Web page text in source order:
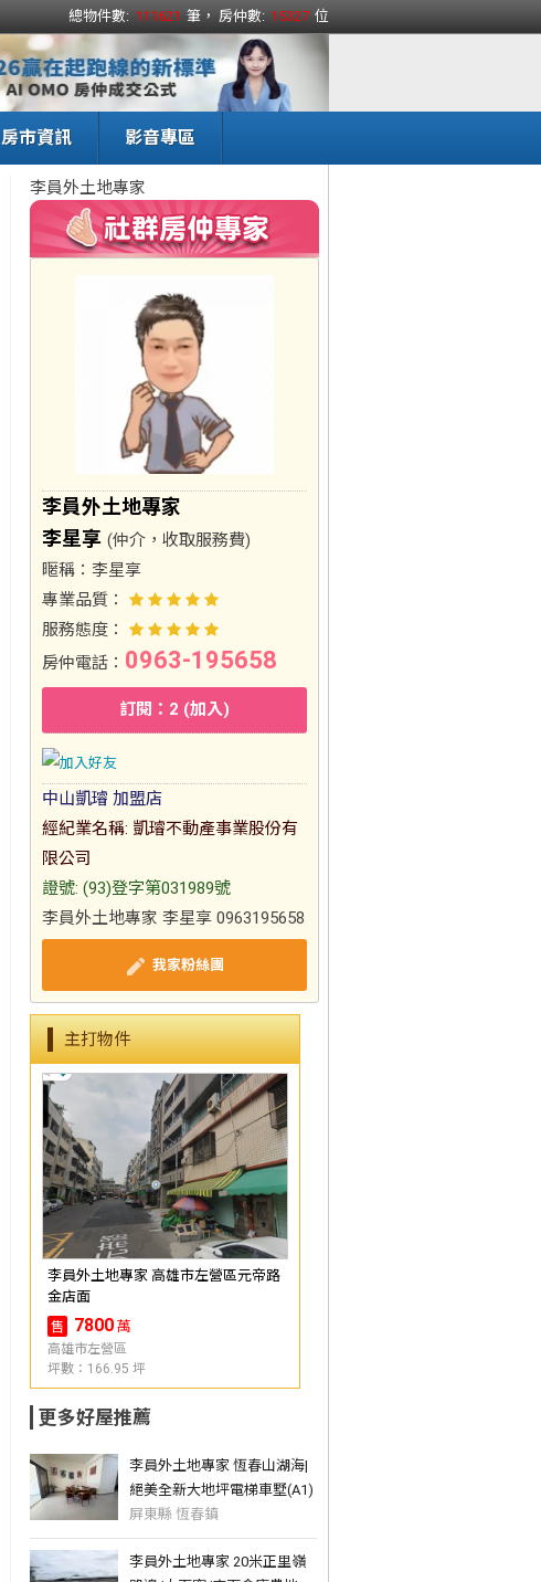
總物件數: 111621 筆， 房仲數: 15327 位
房市資訊 影音專區
李員外土地專家
李員外土地專家
李星享 (仲介，收取服務費)
暱稱： 李星享
專業品質：
服務態度：
房仲電話： 0963-195658
訂閱：2 (加入)
中山凱璿 加盟店
經紀業名稱: 凱璿不動產事業股份有
限公司
證號: (93)登字第031989號
李員外土地專家 李星享 0963195658
我家粉絲團
主打物件
李員外土地專家 高雄市左營區元帝路
金店面
售 7800 萬
高雄市左營區
坪數：166.95 坪
更多好屋推薦
李員外土地專家 恆春山湖海|
絕美全新大地坪電梯車墅(A1)
屏東縣 恆春鎮
李員外土地專家 20米正里嶺